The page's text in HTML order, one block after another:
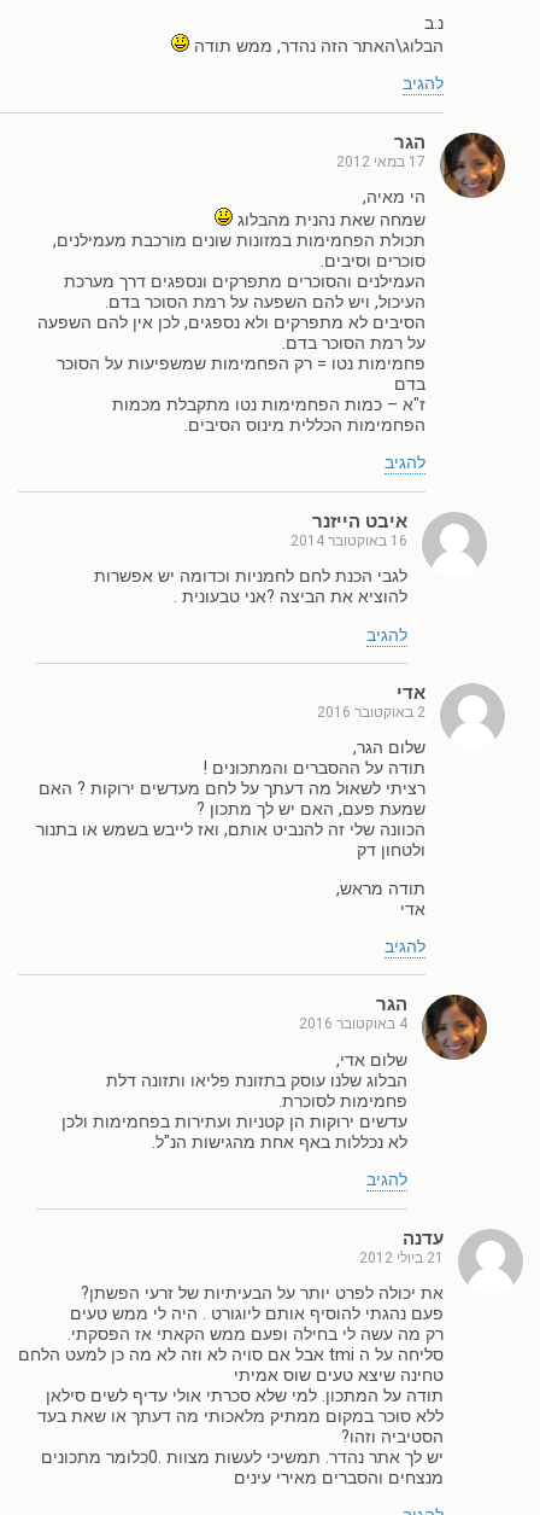
נ.ב
הבלוג\האתר הזה נהדר, ממש תודה
להגיב
הגר
17 במאי 2012
הי מאיה,
שמחה שאת נהנית מהבלוג
תכולת הפחמימות במזונות שונים מורכבת מעמילנים,
סוכרים וסיבים.
העמילנים והסוכרים מתפרקים ונספגים דרך מערכת
העיכול, ויש להם השפעה על רמת הסוכר בדם.
הסיבים לא מתפרקים ולא נספגים, לכן אין להם השפעה
על רמת הסוכר בדם.
פחמימות נטו = רק הפחמימות שמשפיעות על הסוכר
בדם
ז"א – כמות הפחמימות נטו מתקבלת מכמות
הפחמימות הכללית מינוס הסיבים.
להגיב
איבט הייזנר
16 באוקטובר 2014
לגבי הכנת לחם לחמניות וכדומה יש אפשרות
להוציא את הביצה ?אני טבעונית .
להגיב
אדי
2 באוקטובר 2016
שלום הגר,
תודה על ההסברים והמתכונים !
רציתי לשאול מה דעתך על לחם מעדשים ירוקות ? האם
שמעת פעם, האם יש לך מתכון ?
הכוונה שלי זה להנביט אותם, ואז לייבש בשמש או בתנור
ולטחון דק
תודה מראש,
אדי
להגיב
הגר
4 באוקטובר 2016
שלום אדי,
הבלוג שלנו עוסק בתזונת פליאו ותזונה דלת
פחמימות לסוכרת.
עדשים ירוקות הן קטניות ועתירות בפחמימות ולכן
לא נכללות באף אחת מהגישות הנ"ל.
להגיב
עדנה
21 ביולי 2012
את יכולה לפרט יותר על הבעיתיות של זרעי הפשתן?
פעם נהגתי להוסיף אותם ליוגורט . היה לי ממש טעים
רק מה עשה לי בחילה ופעם ממש הקאתי אז הפסקתי.
סליחה על ה tmi אבל אם סויה לא וזה לא מה כן למעט הלחם
טחינה שיצא טעים שוס אמיתי
תודה על המתכון. למי שלא סכרתי אולי עדיף לשים סילאן
ללא סוכר במקום ממתיק מלאכותי מה דעתך או שאת בעד
הסטיביה וזהו?
יש לך אתר נהדר. תמשיכי לעשות מצוות .0כלומר מתכונים
מנצחים והסברים מאירי עינים